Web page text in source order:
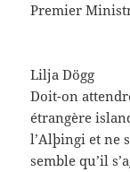
Premier
Lilja Dögg
Doit-on
étrangère
l’Alþingi et ne
semble qu’il